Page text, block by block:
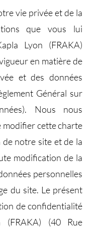
vie privée et de la
que vous lui
Lyon (FRAKA)
en matière de
et des données
Général sur
Nous nous
modifier cette charte
notre site et de la
modification de la
personnelles
du site. Le présent
de confidentialité
(40 Rue